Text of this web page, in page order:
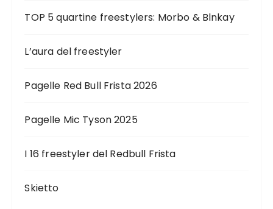
TOP 5 quartine freestylers: Morbo & Blnkay
L’aura del freestyler
Pagelle Red Bull Frista 2026
Pagelle Mic Tyson 2025
I 16 freestyler del Redbull Frista
Skietto